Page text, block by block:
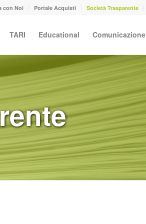
con Noi Portale Acquisti Società Trasparente
TARI Educational Comunicazione